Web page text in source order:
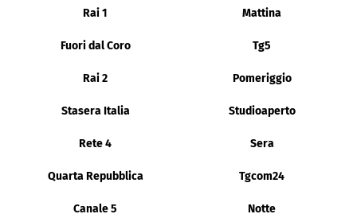
Rai 1 Mattina
Fuori dal Coro Tg5
Rai 2 Pomeriggio
Stasera Italia Studioaperto
Rete 4 Sera
Quarta Repubblica Tgcom24
Canale 5 Notte